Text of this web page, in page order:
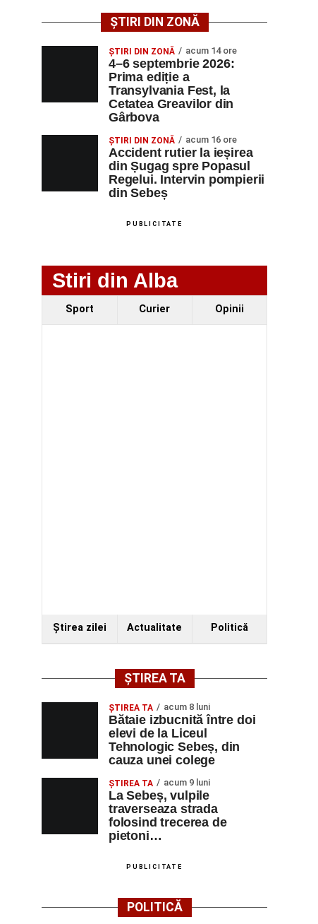
ȘTIRI DIN ZONĂ
ȘTIRI DIN ZONĂ acum 14 ore
4–6 septembrie 2026:
Prima ediție a
Transylvania Fest, la
Cetatea Greavilor din
Gârbova
ȘTIRI DIN ZONĂ acum 16 ore
Accident rutier la ieșirea
din Șugag spre Popasul
Regelui. Intervin pompierii
din Sebeș
PUBLICITATE
Stiri din Alba
Sport Curier Opinii
Ştirea zilei Actualitate Politică
ȘTIREA TA
ŞTIREA TA acum 8 luni
Bătaie izbucnită între doi
elevi de la Liceul
Tehnologic Sebeș, din
cauza unei colege
ŞTIREA TA acum 9 luni
La Sebeș, vulpile
traverseaza strada
folosind trecerea de
pietoni…
PUBLICITATE
POLITICĂ